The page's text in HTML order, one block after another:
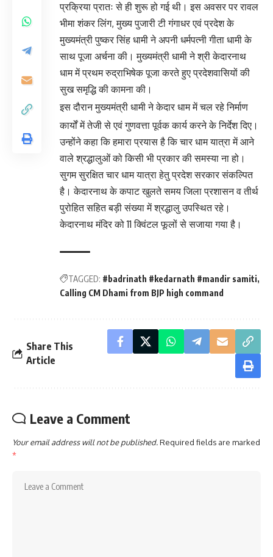
प्रक्रिया प्रातः से ही शुरू हो गई थी। इस अवसर पर रावल
भीमा शंकर लिंग, मुख्य पुजारी टी गंगाधर एवं प्रदेश के
मुख्यमंत्री पुष्कर सिंह धामी ने अपनी धर्मपत्नी गीता धामी के
साथ पूजा अर्चना की। मुख्यमंत्री धामी ने श्री केदारनाथ
धाम में प्रथम रुद्राभिषेक पूजा करते हुए प्रदेशवासियों की
सुख समृद्धि की कामना की।
इस दौरान मुख्यमंत्री धामी ने केदार धाम में चल रहे निर्माण
कार्यों में तेजी से एवं गुणवत्ता पूर्वक कार्य करने के निर्देश दिए।
उन्होंने कहा कि हमारा प्रयास है कि चार धाम यात्रा में आने
वाले श्रद्धालुओं को किसी भी प्रकार की समस्या ना हो।
सुगम सुरक्षित चार धाम यात्रा हेतु प्रदेश सरकार संकल्पित
है। केदारनाथ के कपाट खुलते समय जिला प्रशासन व तीर्थ
पुरोहित सहित बड़ी संख्या में श्रद्धालु उपस्थित रहे।
केदारनाथ मंदिर को 11 क्विंटल फूलों से सजाया गया है।
TAGGED: #badrinath #kedarnath #mandir samiti
Calling CM Dhami from BJP high command
Share This
Article
Leave a Comment
Your email address will not be published.Required fields are marked
*